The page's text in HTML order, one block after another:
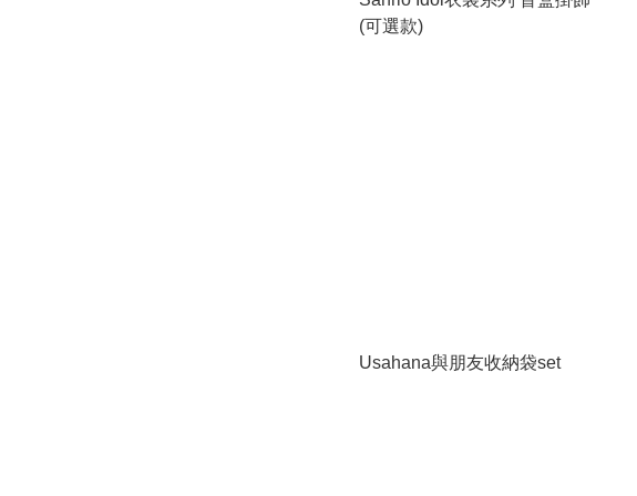
(可選款)
Usahana與朋友收納袋set